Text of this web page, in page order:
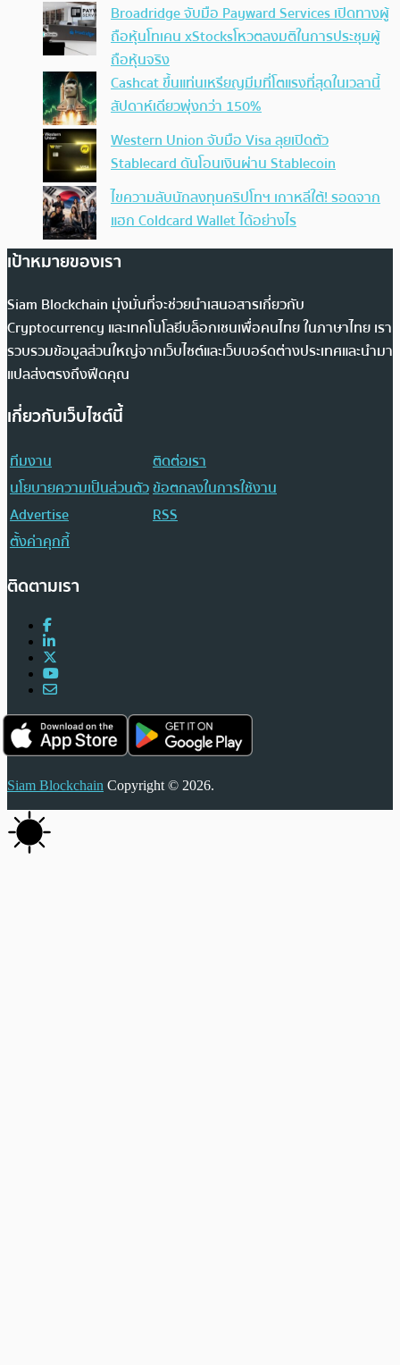
Broadridge จับมือ Payward Services เปิดทางผู้
ถือหุ้นโทเคน xStocksโหวตลงมติในการประชุมผู้
ถือหุ้นจริง
Cashcat ขึ้นแท่นเหรียญมีมที่โตแรงที่สุดในเวลานี้
สัปดาห์เดียวพุ่งกว่า 150%
Western Union จับมือ Visa ลุยเปิดตัว
Stablecard ดันโอนเงินผ่าน Stablecoin
ไขความลับนักลงทุนคริปโทฯ เกาหลีใต้! รอดจาก
แฮก Coldcard Wallet ได้อย่างไร
เป้าหมายของเรา
Siam Blockchain มุ่งมั่นที่จะช่วยนำเสนอสารเกี่ยวกับ
Cryptocurrency และเทคโนโลยีบล็อกเชนเพื่อคนไทย ในภาษาไทย เรา
รวบรวมข้อมูลส่วนใหญ่จากเว็บไซต์และเว็บบอร์ดต่างประเทศและนำมา
แปลส่งตรงถึงฟีดคุณ
เกี่ยวกับเว็บไซต์นี้
ทีมงาน
ติดต่อเรา
นโยบายความเป็นส่วนตัวข้อตกลงในการใช้งาน
Advertise
RSS
ตั้งค่าคุกกี้
ติดตามเรา
Siam Blockchain Copyright © 2026.